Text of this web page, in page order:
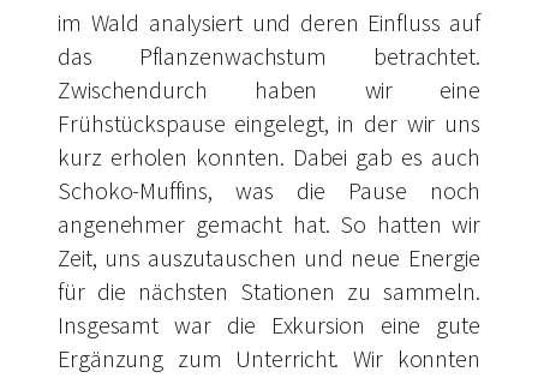
im Wald analysiert und deren Einfluss auf
das Pflanzenwachstum betrachtet.
Zwischendurch haben wir eine
Frühstückspause eingelegt, in der wir uns
kurz erholen konnten. Dabei gab es auch
Schoko-Muffins, was die Pause noch
angenehmer gemacht hat. So hatten wir
Zeit, uns auszutauschen und neue Energie
für die nächsten Stationen zu sammeln.
Insgesamt war die Exkursion eine gute
Ergänzung zum Unterricht. Wir konnten